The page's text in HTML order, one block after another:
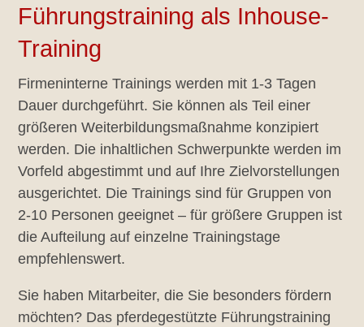
Führungstraining als Inhouse-
Training
Firmeninterne Trainings werden mit 1-3 Tagen
Dauer durchgeführt. Sie können als Teil einer
größeren Weiterbildungsmaßnahme konzipiert
werden. Die inhaltlichen Schwerpunkte werden im
Vorfeld abgestimmt und auf Ihre Zielvorstellungen
ausgerichtet. Die Trainings sind für Gruppen von
2-10 Personen geeignet – für größere Gruppen ist
die Aufteilung auf einzelne Trainingstage
empfehlenswert.
Sie haben Mitarbeiter, die Sie besonders fördern
möchten? Das pferdegestützte Führungstraining